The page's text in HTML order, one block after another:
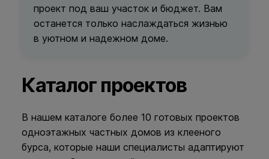
проект под ваш участок и бюджет. Вам
останется только наслаждаться жизнью
в уютном и надежном доме.
Каталог проектов
В нашем каталоге более 10 готовых проектов
одноэтажных частных домов из клееного
бурса, которые наши специалисты адаптируют